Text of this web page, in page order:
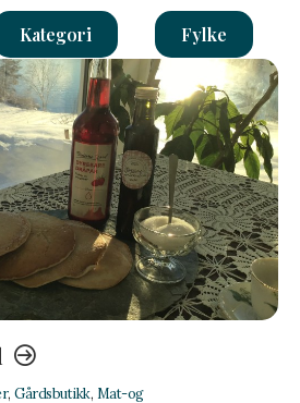
Kategori Fylke
, Gårdsbutikk, Mat-og